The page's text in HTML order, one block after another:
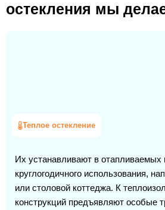
остекления мы
Теплое остекление
Их устанавливают в
круглогодичного использования,
или столовой коттеджа. К
конструкций предъявляют особые